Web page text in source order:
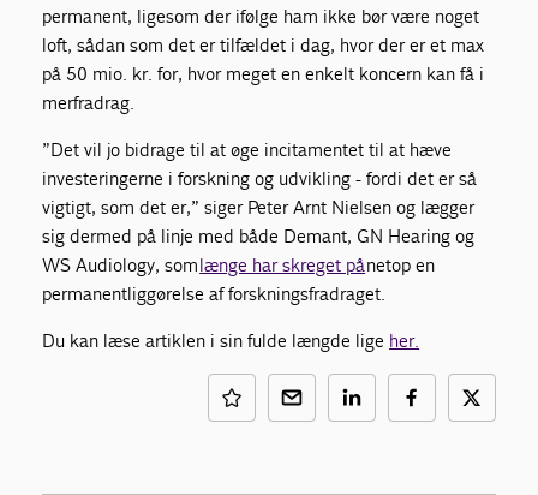
permanent, ligesom der ifølge ham ikke bør være noget
loft, sådan som det er tilfældet i dag, hvor der er et max
på 50 mio. kr. for, hvor meget en enkelt koncern kan få i
merfradrag.
”Det vil jo bidrage til at øge incitamentet til at hæve
investeringerne i forskning og udvikling - fordi det er så
vigtigt, som det er,” siger Peter Arnt Nielsen og lægger
sig dermed på linje med både Demant, GN Hearing og
WS Audiology, somlænge har skreget pånetop en
permanentliggørelse af forskningsfradraget.
Du kan læse artiklen i sin fulde længde lige her.